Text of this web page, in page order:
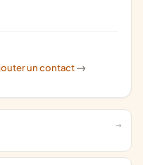
un contact ->